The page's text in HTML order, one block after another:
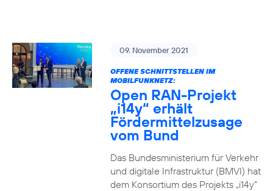
09. November 2021
OFFENE SCHNITTSTELLEN IM
MOBILFUNKNETZ:
Open RAN-Projekt
„i14y“ erhält
Fördermittelzusage
vom Bund
Das Bundesministerium für Verkehr
und digitale Infrastruktur (BMVI) hat
dem Konsortium des Projekts „i14y“